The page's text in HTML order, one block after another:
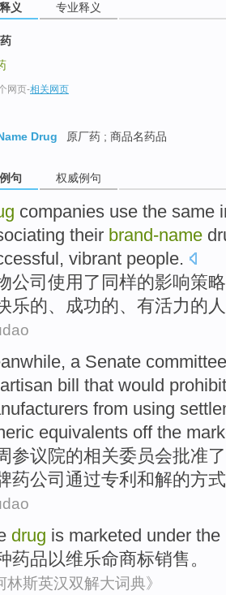
义 专业释义
网页-相关网页
Drug
原厂药 ; 商品名药品
句 权威例句
companies use the same
their brand-name
, vibrant people.
公司 使用 了 同样的影响策略
乐的、 成功的、 有活力的
a Senate committee
bill that would prohibit
from using
equivalents off the
参议院的相关委员会批准
药公司 通过专利 和解的方式
drug is marketed under the
药品以维乐命商标销售。
林斯英汉双解大词典》